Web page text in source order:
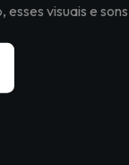
visuais e